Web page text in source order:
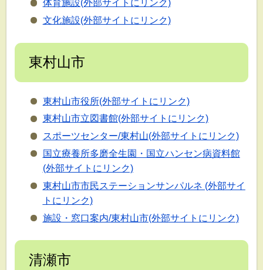
体育施設(外部サイトにリンク)
文化施設(外部サイトにリンク)
東村山市
東村山市役所(外部サイトにリンク)
東村山市立図書館(外部サイトにリンク)
スポーツセンター/東村山(外部サイトにリンク)
国立療養所多磨全生園・国立ハンセン病資料館
(外部サイトにリンク)
東村山市市民ステーションサンパルネ (外部サイ
トにリンク)
施設・窓口案内/東村山市(外部サイトにリンク)
清瀬市